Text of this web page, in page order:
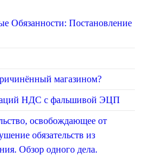
Обязанности: Постановление
магазином?
НДС с фальшивой ЭЦП
освобождающее от
обязательств из
Обзор одного дела.